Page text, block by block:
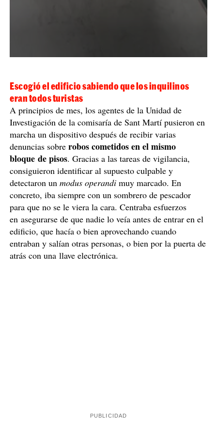
Escogió el edificio sabiendo que los inquilinos
eran todos turistas
A principios de mes, los agentes de la Unidad de
Investigación de la comisaría de Sant Martí pusieron en
marcha un dispositivo después de recibir varias
denuncias sobre robos cometidos en el mismo
bloque de pisos. Gracias a las tareas de vigilancia,
consiguieron identificar al supuesto culpable y
detectaron un modus operandi muy marcado. En
concreto, iba siempre con un sombrero de pescador
para que no se le viera la cara. Centraba esfuerzos
en asegurarse de que nadie lo veía antes de entrar en el
edificio, que hacía o bien aprovechando cuando
entraban y salían otras personas, o bien por la puerta de
atrás con una llave electrónica.